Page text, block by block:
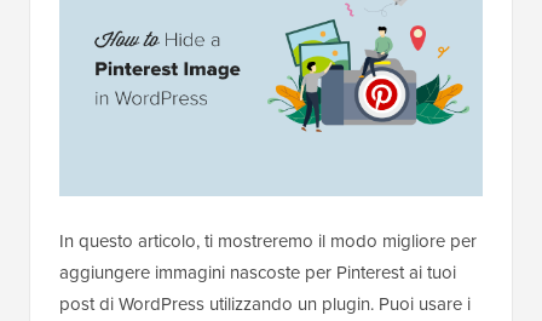
In questo articolo, ti mostreremo il modo migliore per
aggiungere immagini nascoste per Pinterest ai tuoi
post di WordPress utilizzando un plugin. Puoi usare i